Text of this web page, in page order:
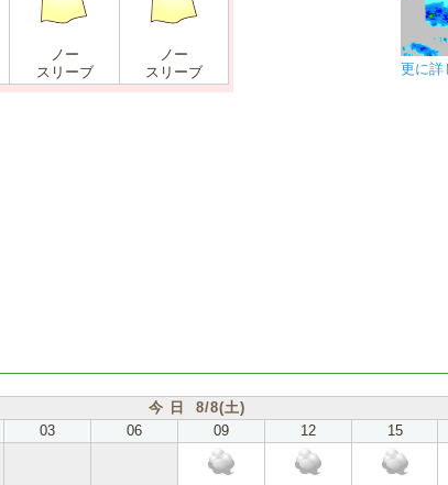
ノー
スリーブ
ノー
スリーブ
更に詳
今 日 8/8(土)
03 06 09 12 15